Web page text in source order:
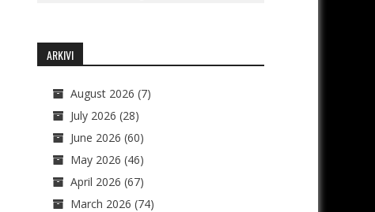
ARKIVI
August 2026 (7)
July 2026 (28)
June 2026 (60)
May 2026 (46)
April 2026 (67)
March 2026 (74)